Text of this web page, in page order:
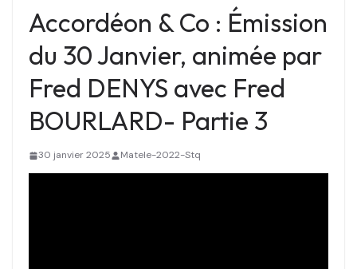
Accordéon & Co : Émission
du 30 Janvier, animée par
Fred DENYS avec Fred
BOURLARD- Partie 3
30 janvier 2025 Matele-2022-Stq